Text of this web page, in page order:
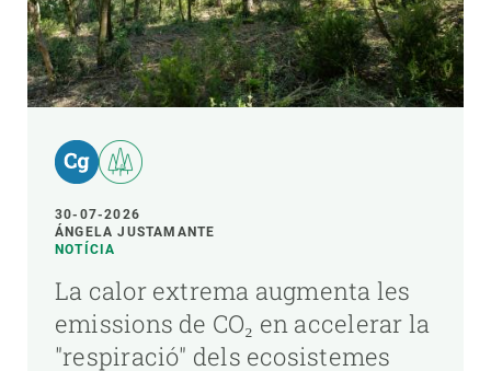
30-07-2026
ÁNGELA JUSTAMANTE
NOTÍCIA
La calor extrema augmenta les
emissions de CO₂ en accelerar la
"respiració" dels ecosistemes